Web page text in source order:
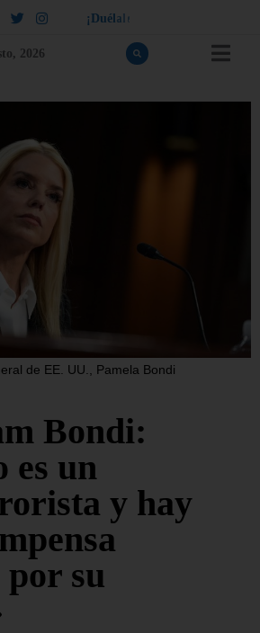
¡ Dué a e
2026
de EE. UU., Pamela Bondi
Bondi:
es un
y hay
su